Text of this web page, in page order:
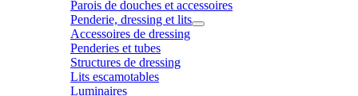
Parois de douches et accessoires
Penderie, dressing et lits
Accessoires de dressing
Penderies et tubes
Structures de dressing
Lits escamotables
Luminaires